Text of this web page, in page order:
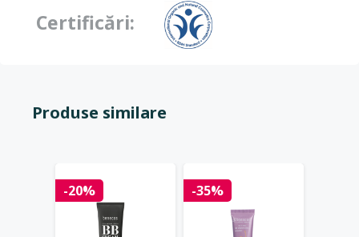
Certificări:
Produse similare
-20% -35%